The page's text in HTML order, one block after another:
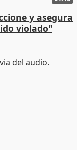
y asegura
violado"